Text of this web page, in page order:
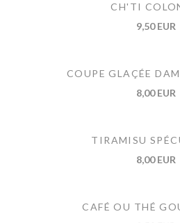
CH'TI
9,50 EUR
COUPE GLAÇÉE
8,00 EUR
TIRAMISU
8,00 EUR
CAFÉ OU THÉ